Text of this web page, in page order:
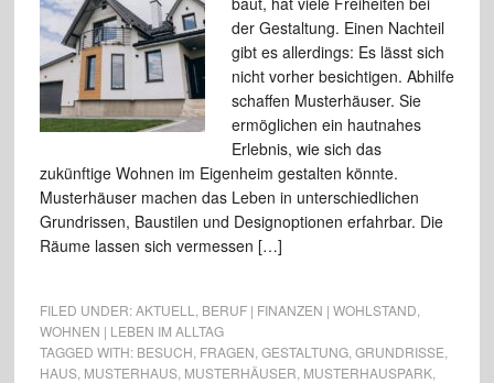
der Gestaltung. Einen Nachteil
gibt es allerdings: Es lässt sich
nicht vorher besichtigen. Abhilfe
schaffen Musterhäuser. Sie
ermöglichen ein hautnahes
Erlebnis, wie sich das
zukünftige Wohnen im Eigenheim gestalten könnte.
Musterhäuser machen das Leben in unterschiedlichen
Grundrissen, Baustilen und Designoptionen erfahrbar. Die
Räume lassen sich vermessen […]
FILED UNDER:AKTUELL BERUF | FINANZEN | WOHLSTAND
WOHNEN | LEBEN IM ALLTAG
TAGGED WITH: BESUCH FRAGEN GESTALTUNG, GRUNDRISSE
HAUS, MUSTERHAUS, MUSTERHÄUSER MUSTERHAUSPARK,